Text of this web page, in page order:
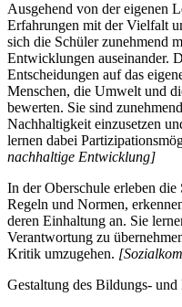
Ausgehend von der eigenen
Erfahrungen mit der Vielfalt
sich die Schüler zunehmend
Entwicklungen auseinander.
Entscheidungen auf das
Menschen, die Umwelt und
bewerten. Sie sind
Nachhaltigkeit einzusetzen
lernen dabei
nachhaltige Entwicklung]
In der Oberschule erleben
Regeln und Normen,
deren Einhaltung an. Sie
Verantwortung zu
Kritik umzugehen.
Gestaltung des Bildungs- und